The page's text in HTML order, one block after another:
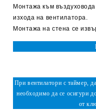
Монтажа към
изхода на вентилатора.
Монтажа на стена се
При вентилатори с таймер,
необходимо да се осигури
от